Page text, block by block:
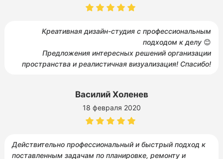
Креативная дизайн-студия с профессиональным
подходом к делу 😊
Предложения интересных решений организации
пространства и реалистичная визуализация! Спасибо!
Василий Холенев
18 февраля 2020
Действительно профессиональный и быстрый подход к
поставленным задачам по планировке, ремонту и